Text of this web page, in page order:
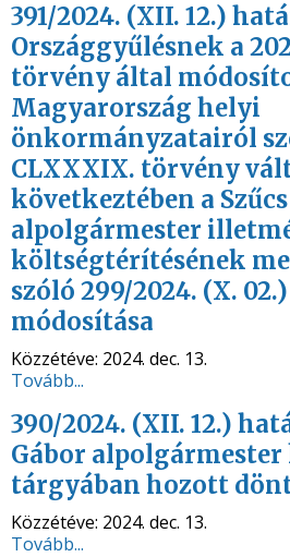
391/2024. (XII. 12.)
Országgyűlésnek a
törvény által
Magyarország helyi
önkormányzatairól
CLXXXIX. törvény
következtében a
alpolgármester
költségtérítésének
szóló 299/2024. (X.
módosítása
Közzétéve: 2024. dec. 13.
Tovább...
390/2024. (XII. 12.)
Gábor alpolgármester
tárgyában hozott
Közzétéve: 2024. dec. 13.
Tovább...